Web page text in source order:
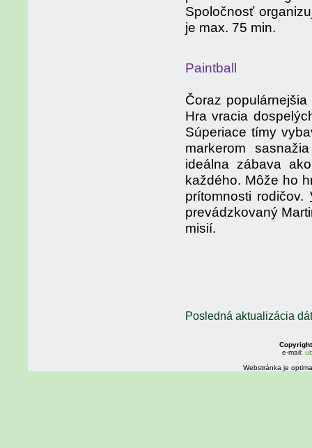
Spoločnosť
je max. 75 min.
Paintball
Čoraz
Hra vracia
Súperiace tímy
markerom
ideálna zábava
každého. Môže ho
prítomnosti rodičov.
prevádzkovaný
misií.
Posledná aktualizácia
e-mail:
Webstránka je